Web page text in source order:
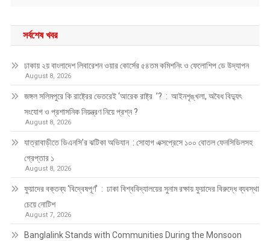
সর্বশেষ খবর
ঢাকায় ২য় বাংলাদেশ লিবারেশন ওয়ার কোর্সের ৫৪তম কমিশনিং ও ফেলোশিপ ডে উদ্‌যাপন
August 8, 2026
জঙ্গল সলিমপুরে কি রাষ্ট্রের ভেতরেই ‘আরেক রাষ্ট্র ’? : আইনশৃঙ্খলা, অবৈধ বিদ্যুৎ
সংযোগ ও প্রশাসনিক নিয়ন্ত্রণ নিয়ে প্রশ্ন ?
August 8, 2026
যাত্রাবাড়ীতে ডিএনসি’র ঝটিকা অভিযান : সোহাগ এক্সপ্রেসে ১০০ বোতল ফেনসিডিলসহ
গ্রেপ্তার ১
August 8, 2026
ফুয়াদের বক্তব্য ‘বিদ্বেষপূর্ণ’ : ঢাকা বিশ্ববিদ্যালয়ের সুনাম রক্ষায় ফুয়াদের বিরুদ্ধে ব্যবস্থা
চেয়ে নোটিশ
August 7, 2026
Banglalink Stands with Communities During the Monsoon